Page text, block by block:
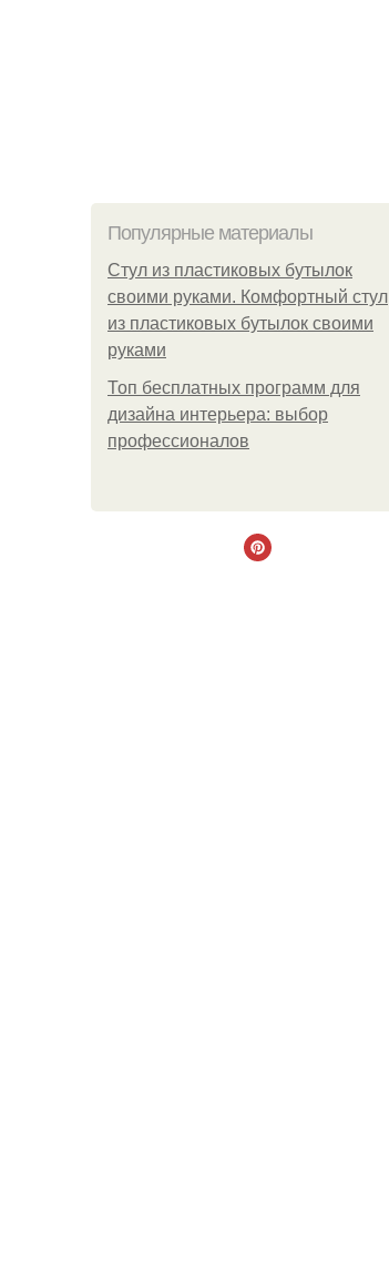
Популярные материалы
Стул из пластиковых бутылок
своими руками. Комфортный стул
из пластиковых бутылок своими
руками
Топ бесплатных программ для
дизайна интерьера: выбор
профессионалов